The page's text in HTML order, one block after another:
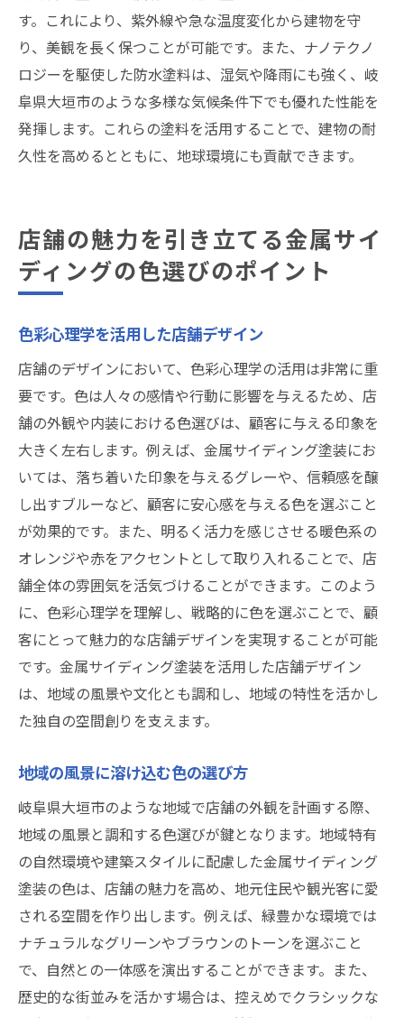
す。これにより、紫外線や急な温度変化から建物を守
り、美観を長く保つことが可能です。また、ナノテクノ
ロジーを駆使した防水塗料は、湿気や降雨にも強く、岐
阜県大垣市のような多様な気候条件下でも優れた性能を
発揮します。これらの塗料を活用することで、建物の耐
久性を高めるとともに、地球環境にも貢献できます。
店舗の魅力を引き立てる金属サイ
ディングの色選びのポイント
色彩心理学を活用した店舗デザイン
店舗のデザインにおいて、色彩心理学の活用は非常に重
要です。色は人々の感情や行動に影響を与えるため、店
舗の外観や内装における色選びは、顧客に与える印象を
大きく左右します。例えば、金属サイディング塗装にお
いては、落ち着いた印象を与えるグレーや、信頼感を醸
し出すブルーなど、顧客に安心感を与える色を選ぶこと
が効果的です。また、明るく活力を感じさせる暖色系の
オレンジや赤をアクセントとして取り入れることで、店
舗全体の雰囲気を活気づけることができます。このよう
に、色彩心理学を理解し、戦略的に色を選ぶことで、顧
客にとって魅力的な店舗デザインを実現することが可能
です。金属サイディング塗装を活用した店舗デザイン
は、地域の風景や文化とも調和し、地域の特性を活かし
た独自の空間創りを支えます。
地域の風景に溶け込む色の選び方
岐阜県大垣市のような地域で店舗の外観を計画する際、
地域の風景と調和する色選びが鍵となります。地域特有
の自然環境や建築スタイルに配慮した金属サイディング
塗装の色は、店舗の魅力を高め、地元住民や観光客に愛
される空間を作り出します。例えば、緑豊かな環境では
ナチュラルなグリーンやブラウンのトーンを選ぶこと
で、自然との一体感を演出することができます。また、
歴史的な街並みを活かす場合は、控えめでクラシックな